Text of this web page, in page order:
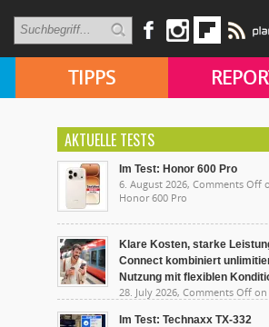
TIPPS
AKTUELLE TESTS
Im Test: Honor 600 Pro
6. August 2026, Comments Off
Honor 600 Pro
Klare Kosten, starke
Connect kombiniert
Nutzung mit flexiblen
28. July 2026, Comments Off on
unlimitierte Nutzung mit flexiblen
Im Test: Technaxx TX-332